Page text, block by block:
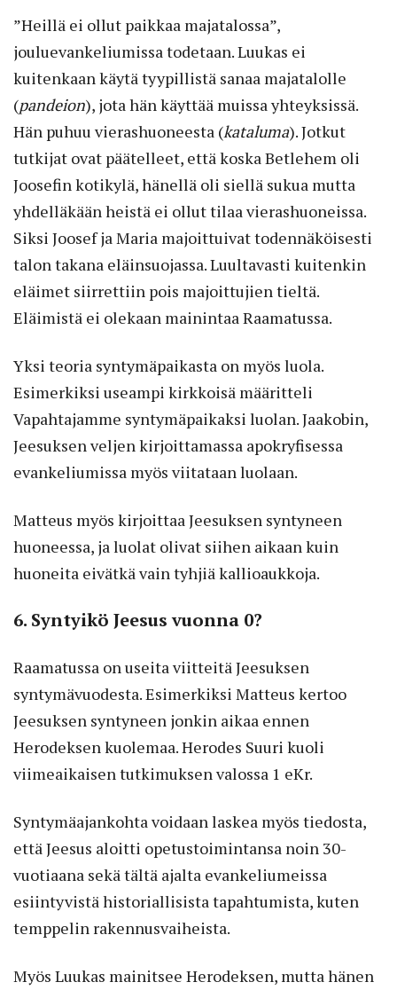
”Heillä ei ollut paikkaa majatalossa”,
jouluevankeliumissa todetaan. Luukas ei
kuitenkaan käytä tyypillistä sanaa majatalolle
(pandeion), jota hän käyttää muissa yhteyksissä.
Hän puhuu vierashuoneesta (kataluma). Jotkut
tutkijat ovat päätelleet, että koska Betlehem oli
Joosefin kotikylä, hänellä oli siellä sukua mutta
yhdelläkään heistä ei ollut tilaa vierashuoneissa.
Siksi Joosef ja Maria majoittuivat todennäköisesti
talon takana eläinsuojassa. Luultavasti kuitenkin
eläimet siirrettiin pois majoittujien tieltä.
Eläimistä ei olekaan mainintaa Raamatussa.
Yksi teoria syntymäpaikasta on myös luola.
Esimerkiksi useampi kirkkoisä määritteli
Vapahtajamme syntymäpaikaksi luolan. Jaakobin,
Jeesuksen veljen kirjoittamassa apokryfisessa
evankeliumissa myös viitataan luolaan.
Matteus myös kirjoittaa Jeesuksen syntyneen
huoneessa, ja luolat olivat siihen aikaan kuin
huoneita eivätkä vain tyhjiä kallioaukkoja.
6. Syntyikö Jeesus vuonna 0?
Raamatussa on useita viitteitä Jeesuksen
syntymävuodesta. Esimerkiksi Matteus kertoo
Jeesuksen syntyneen jonkin aikaa ennen
Herodeksen kuolemaa. Herodes Suuri kuoli
viimeaikaisen tutkimuksen valossa 1 eKr.
Syntymäajankohta voidaan laskea myös tiedosta,
että Jeesus aloitti opetustoimintansa noin 30-
vuotiaana sekä tältä ajalta evankeliumeissa
esiintyvistä historiallisista tapahtumista, kuten
temppelin rakennusvaiheista.
Myös Luukas mainitsee Herodeksen, mutta hänen